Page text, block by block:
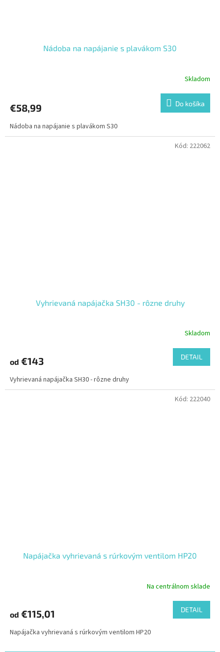
Nádoba na napájanie s plavákom S30
Skladom
€58,99 Do košíka
Nádoba na napájanie s plavákom S30
Vyhrievaná napájačka SH30 - rôzne druhy
Skladom
od €143 DETAIL
Vyhrievaná napájačka SH30 - rôzne druhy
Kód: 222062
Napájačka vyhrievaná s rúrkovým ventilom HP20
Na centrálnom sklade
od €115,01 DETAIL
Napájačka vyhrievaná s rúrkovým ventilom HP20
Kód: 222040